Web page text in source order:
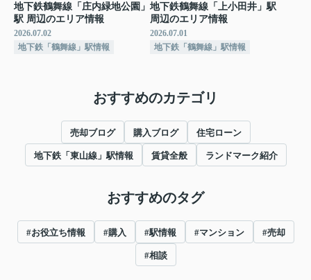
地下鉄鶴舞線「庄内緑地公園」
駅 周辺のエリア情報
2026.07.02
地下鉄「鶴舞線」駅情報
地下鉄鶴舞線「上小田井」駅
周辺のエリア情報
2026.07.01
地下鉄「鶴舞線」駅情報
おすすめのカテゴリ
売却ブログ 購入ブログ 住宅ローン
地下鉄「東山線」駅情報 賃貸全般 ランドマーク紹介
おすすめのタグ
#お役立ち情報 #購入 #駅情報 #マンション #売却
#相談